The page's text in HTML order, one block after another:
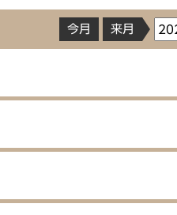
今月 来月